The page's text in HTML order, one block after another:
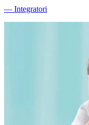
― Integratori